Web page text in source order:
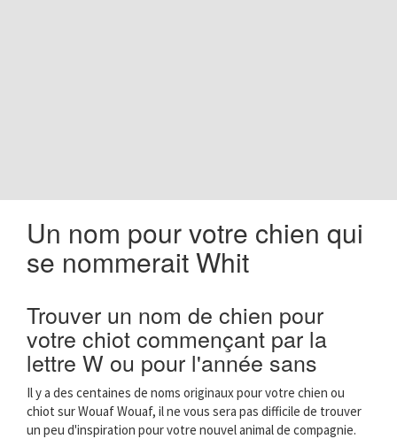
Un nom pour votre chien qui
se nommerait Whit
Trouver un nom de chien pour
votre chiot commençant par la
lettre W ou pour l'année sans
Il y a des centaines de noms originaux pour votre chien ou
chiot sur Wouaf Wouaf, il ne vous sera pas difficile de trouver
un peu d'inspiration pour votre nouvel animal de compagnie.